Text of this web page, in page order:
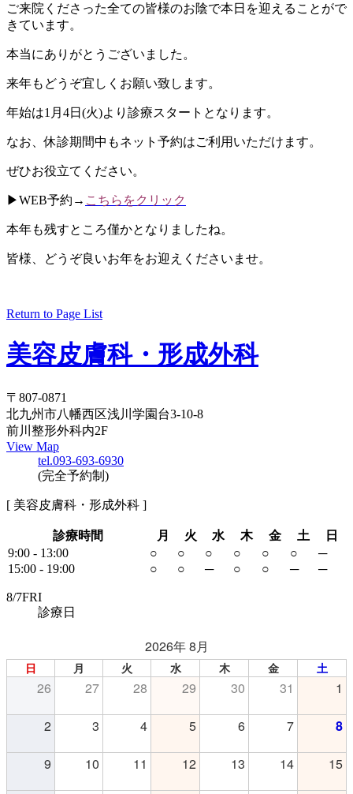
ご来院くださった全ての皆様のお陰で本日を迎えることがで
きています。
本当にありがとうございました。
来年もどうぞ宜しくお願い致します。
年始は1月4日(火)より診療スタートとなります。
なお、休診期間中もネット予約はご利用いただけます。
ぜひお役立てください。
▶︎WEB予約→ こちらをクリック
本年も残すところ僅かとなりましたね。
皆様、どうぞ良いお年をお迎えくださいませ。
Return to Page List
美容皮膚科・形成外科
〒807-0871
北九州市八幡西区浅川学園台3-10-8
前川整形外科内2F
View Map
tel.093-693-6930
(完全予約制)
[ 美容皮膚科・形成外科 ]
診療時間 月 火 水 木 金 土
日
9:00 - 13:00
○ ○ ○ ○ ○ ○
─
15:00 - 19:00
○ ○ ─ ○ ○ ─ ─
8/7FRI
診療日
2026年 8月
日 月 火 水 木 金 土
26 27 28 29 30 31 1
2 3 4 5 6 7 8
9 10 11 12 13 14 15